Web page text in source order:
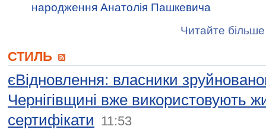
народження Анатолія Пашкевича
Читайте більше
СТИЛЬ
єВідновлення: власники
Чернігівщині вже використовують
сертифікати 11:53